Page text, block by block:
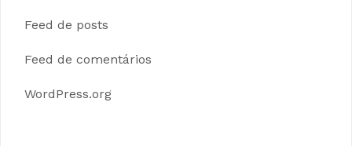
Feed de posts
Feed de comentários
WordPress.org